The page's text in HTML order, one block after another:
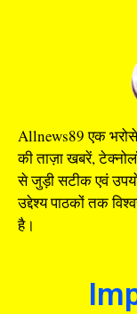
Allnews89 एक
की ताज़ा खबरें,
से जुड़ी सटीक एवं
उद्देश्य पाठकों तक
है।